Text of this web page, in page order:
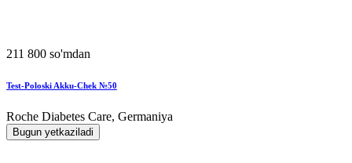
211 800 so'mdan
Test-Poloski Akku-Chek №50
Roche Diabetes Care, Germaniya
Bugun yetkaziladi